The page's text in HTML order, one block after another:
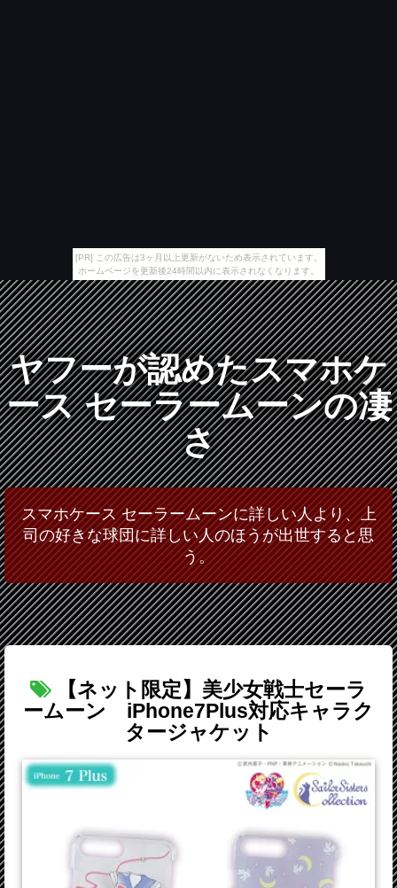
[PR] この広告は3ヶ月以上更新がないため表示されています。
ホームページを更新後24時間以内に表示されなくなります。
ヤフーが認めたスマホケ
ース セーラームーンの凄
さ
スマホケース セーラームーンに詳しい人より、上
司の好きな球団に詳しい人のほうが出世すると思
う。
【ネット限定】美少女戦士セーラ
ームーン iPhone7Plus対応キャラク
タージャケット